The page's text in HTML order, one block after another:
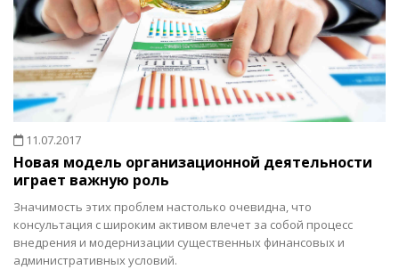
11.07.2017
Новая модель организационной деятельности
играет важную роль
Значимость этих проблем настолько очевидна, что
консультация с широким активом влечет за собой процесс
внедрения и модернизации существенных финансовых и
административных условий.